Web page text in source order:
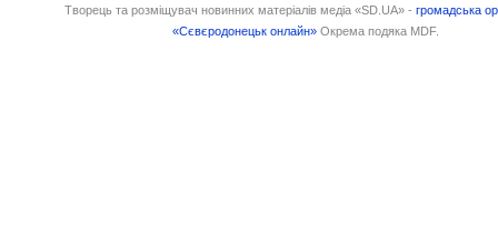
Творець та розміщувач новинних матеріалів медіа «SD.UA» -громадська
«Сєвєродонецьк онлайн» Окрема подяка MDF.